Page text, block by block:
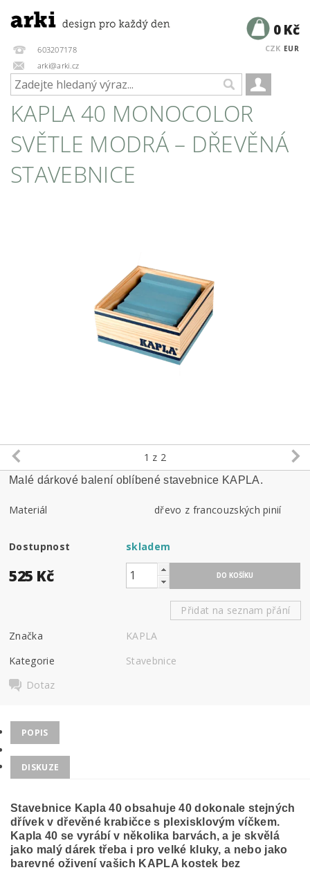
603207178
arki@arki.cz
CZK EUR
0 Kč
KAPLA 40 MONOCOLOR
SVĚTLE MODRÁ – DŘEVĚNÁ
STAVEBNICE
1 z 2
Malé dárkové balení oblíbené stavebnice KAPLA.
Materiál dřevo z francouzských pinií
Dostupnost skladem
525 Kč
Přidat na seznam přání
Značka
KAPLA
Kategorie
Stavebnice
Dotaz
POPIS
DISKUZE
Stavebnice Kapla 40 obsahuje 40dokonale stejných
dřívek v dřevěné krabičce s plexisklovým víčkem.
Kapla 40 se vyrábí v několika barvách, a je skvělá
jako malý dárek třeba i pro velké kluky, a nebo jako
barevné oživení vašich KAPLA kostek bez